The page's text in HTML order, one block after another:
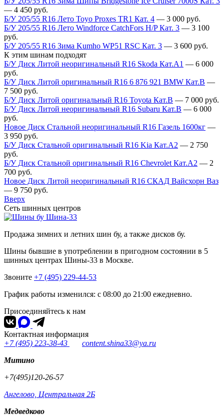
— 4 450 руб.
Б/У 205/55 R16 Лето Toyo Proxes TR1 Кат. 4 — 3 000 руб.
Б/У 205/55 R16 Лето Windforce CatchFors H/P Кат. 3 — 3 100
руб.
Б/У 205/55 R16 Зима Kumho WP51 RSC Кат. 3 — 3 600 руб.
К этим шинам подходят
Б/У Диск Литой неоригинальный R16 Skoda Кат.А1 — 6 000
руб.
Б/У Диск Литой оригинальный R16 6 876 921 BMW Кат.В —
7 500 руб.
Б/У Диск Литой оригинальный R16 Toyota Кат.В — 7 000 руб.
Б/У Диск Литой неоригинальный R16 Subaru Кат.В — 6 000
руб.
Новое Диск Стальной неоригинальный R16 Газель 1600кг —
3 950 руб.
Б/У Диск Стальной оригинальный R16 Kia Кат.А2 — 2 750
руб.
Б/У Диск Стальной оригинальный R16 Chevrolet Кат.А2 — 2
700 руб.
Новое Диск Литой неоригинальный R16 СКАД Вайсхорн Ваз
— 9 750 руб.
Вверх
Сеть шинных центров
Шина-33
Продажа зимних и летних шин бу, а также дисков бу.
Шины бывшие в употреблении в пригодном состоянии в 5
шинных центрах Шины-33 в Москве.
Звоните +7 (495) 229-44-53
График работы изменился: с 08:00 до 21:00 ежедневно.
Присоединяйтесь к нам
Контактная информация
+7 (495) 223-38-43
content.shina33@ya.ru
Митино
+7(495)120-26-57
Ангелово, Центральная 2Б
Медведково